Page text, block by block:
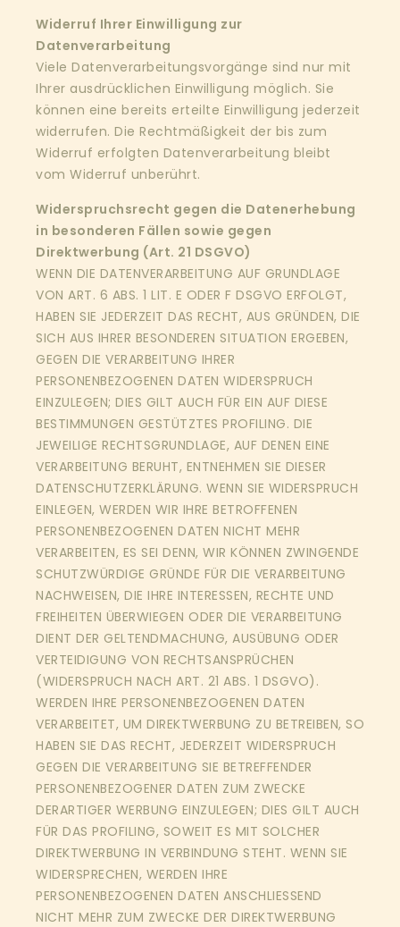
Widerruf Ihrer Einwilligung zur
Datenverarbeitung
Viele Datenverarbeitungsvorgänge sind nur mit
Ihrer ausdrücklichen Einwilligung möglich. Sie
können eine bereits erteilte Einwilligung jederzeit
widerrufen. Die Rechtmäßigkeit der bis zum
Widerruf erfolgten Datenverarbeitung bleibt
vom Widerruf unberührt.
Widerspruchsrecht gegen die Datenerhebung
in besonderen Fällen sowie gegen
Direktwerbung (Art. 21 DSGVO)
WENN DIE DATENVERARBEITUNG AUF GRUNDLAGE
VON ART. 6 ABS. 1 LIT. E ODER F DSGVO ERFOLGT,
HABEN SIE JEDERZEIT DAS RECHT, AUS GRÜNDEN, DIE
SICH AUS IHRER BESONDEREN SITUATION ERGEBEN,
GEGEN DIE VERARBEITUNG IHRER
PERSONENBEZOGENEN DATEN WIDERSPRUCH
EINZULEGEN; DIES GILT AUCH FÜR EIN AUF DIESE
BESTIMMUNGEN GESTÜTZTES PROFILING. DIE
JEWEILIGE RECHTSGRUNDLAGE, AUF DENEN EINE
VERARBEITUNG BERUHT, ENTNEHMEN SIE DIESER
DATENSCHUTZERKLÄRUNG. WENN SIE WIDERSPRUCH
EINLEGEN, WERDEN WIR IHRE BETROFFENEN
PERSONENBEZOGENEN DATEN NICHT MEHR
VERARBEITEN, ES SEI DENN, WIR KÖNNEN ZWINGENDE
SCHUTZWÜRDIGE GRÜNDE FÜR DIE VERARBEITUNG
NACHWEISEN, DIE IHRE INTERESSEN, RECHTE UND
FREIHEITEN ÜBERWIEGEN ODER DIE VERARBEITUNG
DIENT DER GELTENDMACHUNG, AUSÜBUNG ODER
VERTEIDIGUNG VON RECHTSANSPRÜCHEN
(WIDERSPRUCH NACH ART. 21 ABS. 1 DSGVO).
WERDEN IHRE PERSONENBEZOGENEN DATEN
VERARBEITET, UM DIREKTWERBUNG ZU BETREIBEN, SO
HABEN SIE DAS RECHT, JEDERZEIT WIDERSPRUCH
GEGEN DIE VERARBEITUNG SIE BETREFFENDER
PERSONENBEZOGENER DATEN ZUM ZWECKE
DERARTIGER WERBUNG EINZULEGEN; DIES GILT AUCH
FÜR DAS PROFILING, SOWEIT ES MIT SOLCHER
DIREKTWERBUNG IN VERBINDUNG STEHT. WENN SIE
WIDERSPRECHEN, WERDEN IHRE
PERSONENBEZOGENEN DATEN ANSCHLIESSEND
NICHT MEHR ZUM ZWECKE DER DIREKTWERBUNG